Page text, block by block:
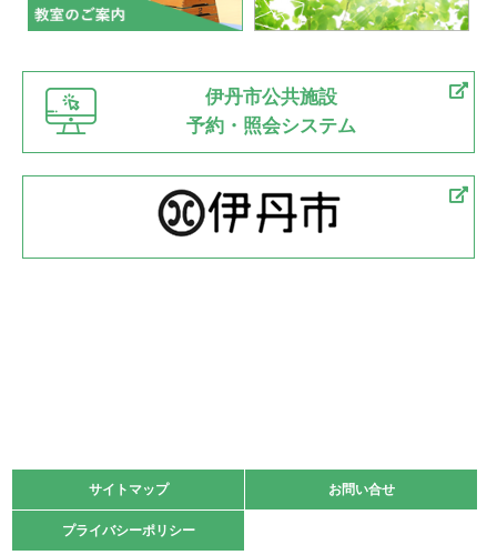
伊丹市公共施設
予約・照会システム
サイトマップ お問い合せ
プライバシーポリシー
サイトマップ お問い合せ
プライバシーポリシー